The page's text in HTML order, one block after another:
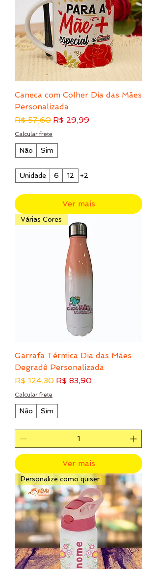
Caneca com Colher Dia das Mães
Personalizada
Preço normal
R$ 57,60 Preço promocional
R$ 29,99
Calcular frete
Não Sim
Unidade 6 12 +2
Ver mais
Várias Cores
Garrafa Térmica Dia das Mães
Degradê Personalizada
Preço normal
R$ 124,30 Preço promocional
R$ 83,90
Calcular frete
Não Sim
Ver mais
Personalize como quiser